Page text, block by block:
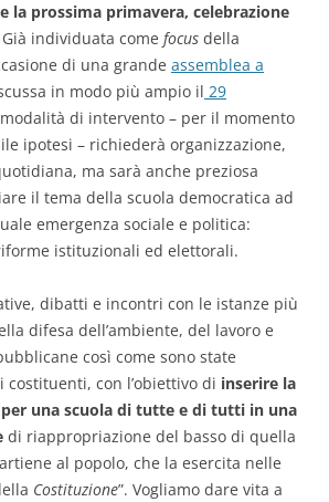
la prossima primavera, celebrazione
Già individuata come focus della
di una grande assemblea a
in modo più ampio il 29
di intervento – per il momento
ipotesi – richiederà organizzazione,
ma sarà anche preziosa
il tema della scuola democratica ad
emergenza sociale e politica:
istituzionali ed elettorali.
dibatti e incontri con le istanze più
difesa dell’ambiente, del lavoro e
così come sono state
con l’obiettivo di inserire la
una scuola di tutte e di tutti in una
di riappropriazione del basso di quella
al popolo, che la esercita nelle
Costituzione”. Vogliamo dare vita a